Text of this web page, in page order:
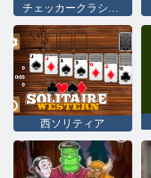
チェッカークラシック
西ソリティア